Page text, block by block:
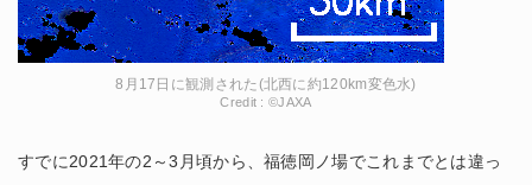
8月17日に観測された(北西に約120km変色水)
Credit : ©JAXA
すでに2021年の2～3月頃から、福徳岡ノ場でこれまでとは違っ